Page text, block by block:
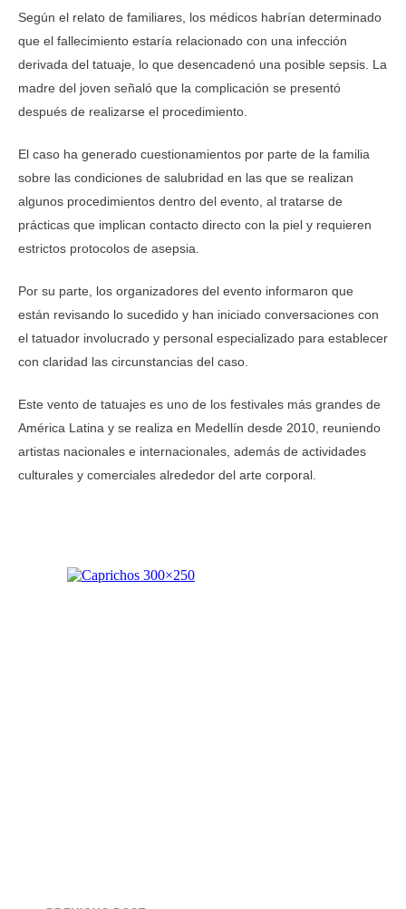
Según el relato de familiares, los médicos habrían determinado
que el fallecimiento estaría relacionado con una infección
derivada del tatuaje, lo que desencadenó una posible sepsis. La
madre del joven señaló que la complicación se presentó
después de realizarse el procedimiento.
El caso ha generado cuestionamientos por parte de la familia
sobre las condiciones de salubridad en las que se realizan
algunos procedimientos dentro del evento, al tratarse de
prácticas que implican contacto directo con la piel y requieren
estrictos protocolos de asepsia.
Por su parte, los organizadores del evento informaron que
están revisando lo sucedido y han iniciado conversaciones con
el tatuador involucrado y personal especializado para establecer
con claridad las circunstancias del caso.
Este vento de tatuajes es uno de los festivales más grandes de
América Latina y se realiza en Medellín desde 2010, reuniendo
artistas nacionales e internacionales, además de actividades
culturales y comerciales alrededor del arte corporal.